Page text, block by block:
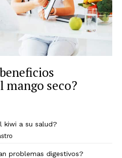
seco?
kiwi a su salud?
problemas digestivos?